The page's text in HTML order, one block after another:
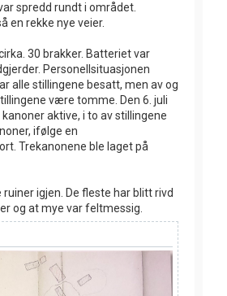
spredd rundt i området.
en rekke nye veier.
30 brakker. Batteriet var
Personellsituasjonen
alle stillingene besatt, men av og
være tomme. Den 6. juli
aktive, i to av stillingene
ifølge en
Trekanonene ble laget på
ruiner igjen. De fleste har blitt rivd
og at mye var feltmessig.